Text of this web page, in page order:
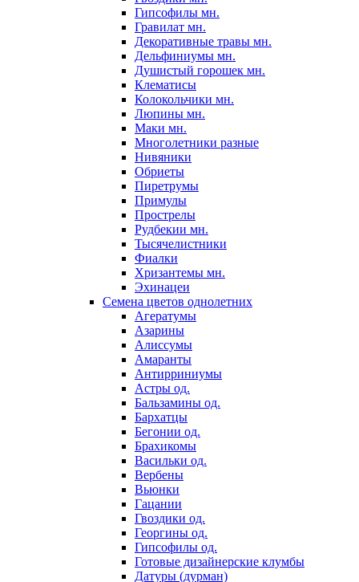
Гипсофилы мн.
Гравилат мн.
Декоративные травы мн.
Дельфиниумы мн.
Душистый горошек мн.
Клематисы
Колокольчики мн.
Люпины мн.
Маки мн.
Многолетники разные
Нивяники
Обриеты
Пиретрумы
Примулы
Прострелы
Рудбекии мн.
Тысячелистники
Фиалки
Хризантемы мн.
Эхинацеи
Семена цветов однолетних
Агератумы
Азарины
Алиссумы
Амаранты
Антирриниумы
Астры од.
Бальзамины од.
Бархатцы
Бегонии од.
Брахикомы
Васильки од.
Вербены
Вьюнки
Гацании
Гвоздики од.
Георгины од.
Гипсофилы од.
Готовые дизайнерские клумбы
Датуры (дурман)